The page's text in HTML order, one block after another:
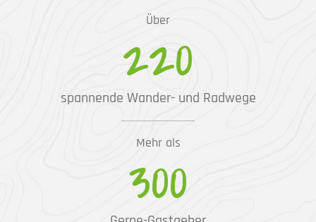
Über
220
spannende Wander- und Radwege
Mehr als
300